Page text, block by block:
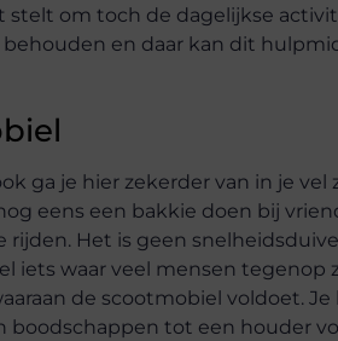
stelt om toch de dagelijkse
en daar kan dit
ga je hier zekerder van in je vel
eens een bakkie doen bij
Het is geen
iets waar veel mensen tegenop
de scootmobiel voldoet.
boodschappen tot een houder